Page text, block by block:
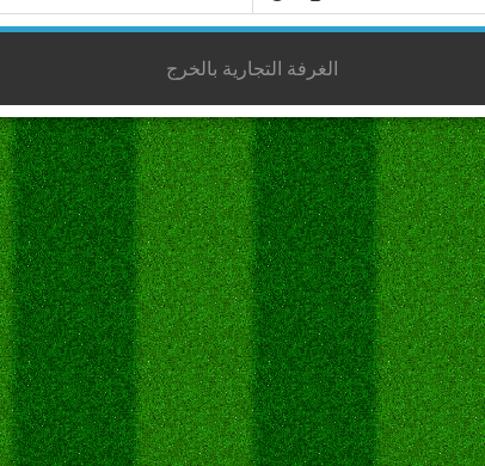
الغرفة التجارية بالخرج